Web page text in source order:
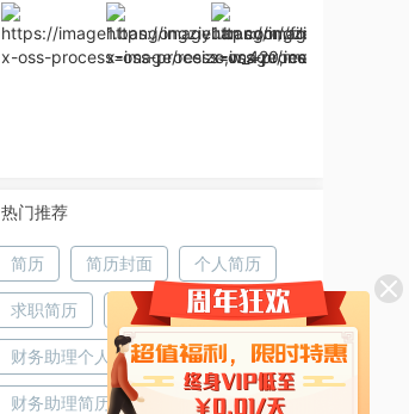
热门推荐
简历 简历封面 个人简历
求职简历 自荐信
财务助理个人简历 财务助理
财务助理简历